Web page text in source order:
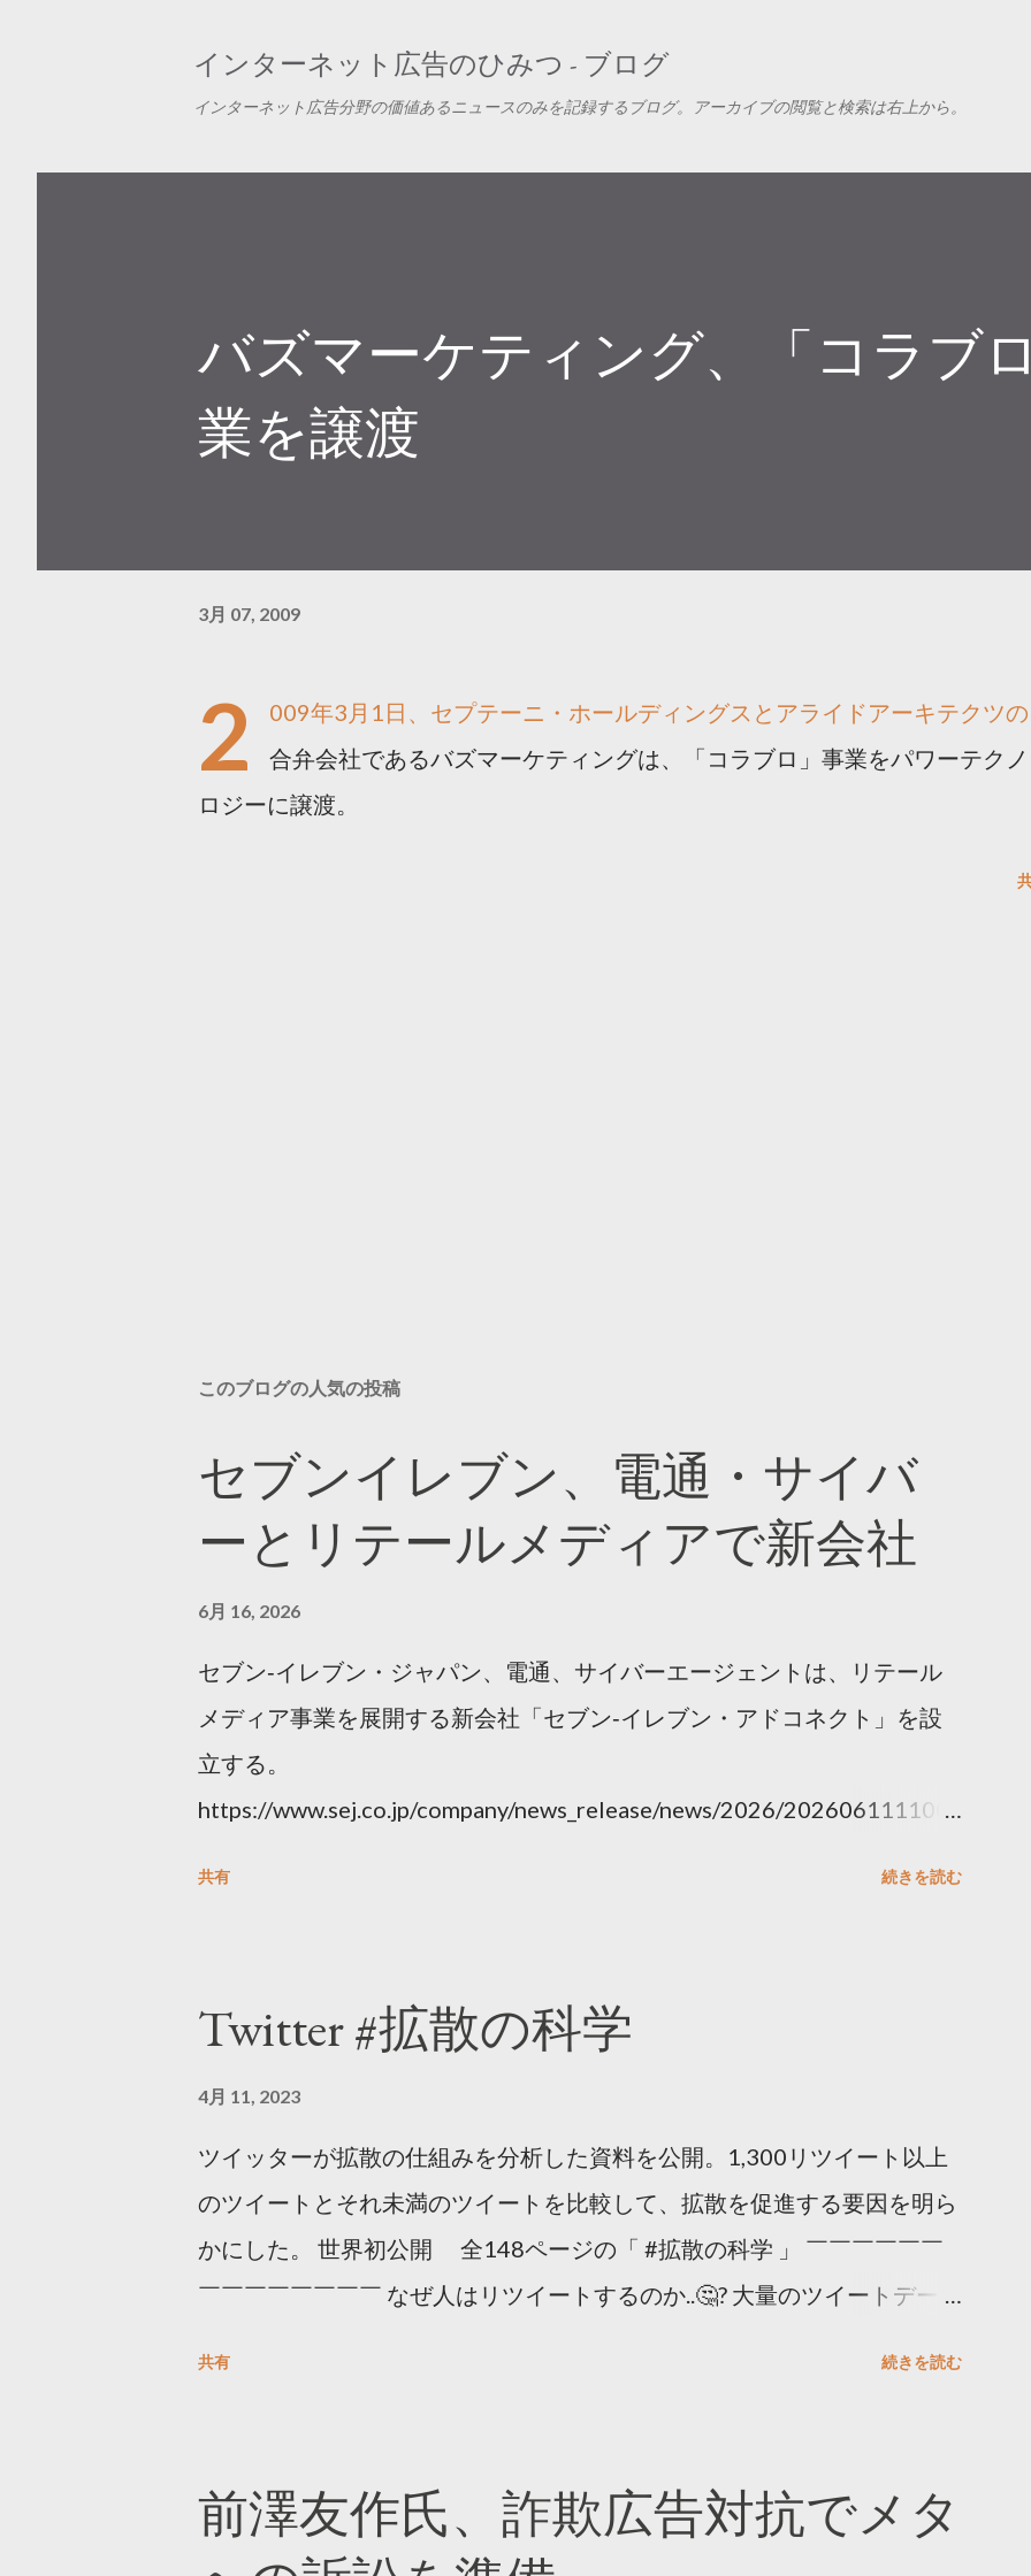
インターネット広告のひみつ - ブログ
インターネット広告分野の価値あるニュースのみを記録するブログ。アーカイブの閲覧と検索は右上から。
バズマーケティング、「コラブ
業を譲渡
3月 07, 2009
2
009年3月1日、セプテーニ・ホールディングスとアライドアーキテクツの
合弁会社であるバズマーケティングは、「コラブロ」事業をパワーテクノ
ロジーに譲渡。
このブログの人気の投稿
セブンイレブン、電通・サイバ
ーとリテールメディアで新会社
6月 16, 2026
セブン‐イレブン・ジャパン、電通、サイバーエージェントは、リテール
メディア事業を展開する新会社「セブン‐イレブン・アドコネクト」を設
立する。
https://www.sej.co.jp/company/news_release/news/2026/202606111100.
共有 続きを読む
Twitter #拡散の科学
4月 11, 2023
ツイッターが拡散の仕組みを分析した資料を公開。1,300リツイート以上
のツイートとそれ未満のツイートを比較して、拡散を促進する要因を明ら
かにした。 世界初公開 全148ページの「 #拡散の科学 」 ￣￣￣￣￣￣
￣￣￣￣￣￣￣￣ なぜ人はリツイートするのか..🤔? 大量のツイートデータ
https://marketing.twitter.com/ja/insights/kakusan
共有 続きを読む
前澤友作氏、詐欺広告対抗でメタ